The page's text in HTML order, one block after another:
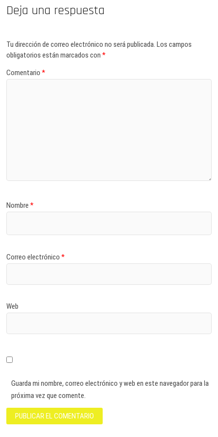
Deja una respuesta
Tu dirección de correo electrónico no será publicada. Los campos
obligatorios están marcados con*
Comentario*
Nombre*
Correo electrónico*
Web
Guarda mi nombre, correo electrónico y web en este navegador para la
próxima vez que comente.